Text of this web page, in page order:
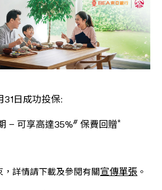
31日成功投保:
– 可享高達35%# 保費回贈*
詳情請下載及參閱有關宣傳單張 。